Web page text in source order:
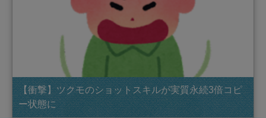
【衝撃】ツクモのショットスキルが実質永続3倍コピ
ー状態に